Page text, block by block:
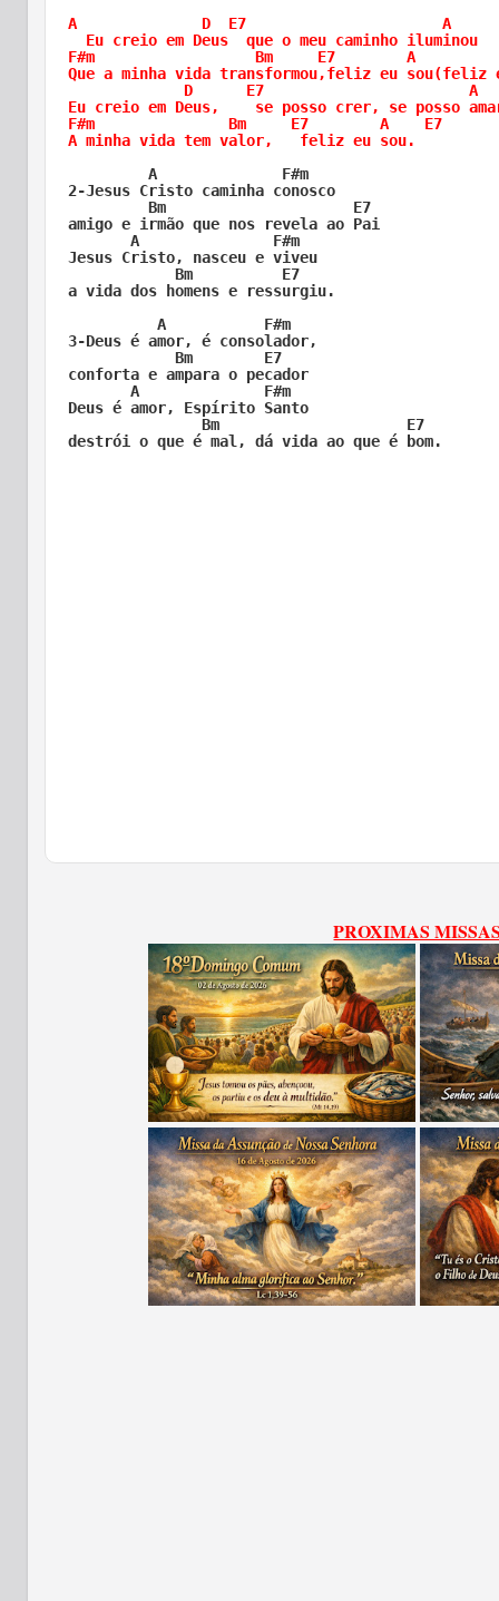
A              D  E7
  Eu creio em Deus  que o meu caminho iluminou
F#m                  Bm     E7        A
Que a minha vida transformou,feliz eu sou(feliz
D      E7
Eu creio em Deus,    se posso crer, se posso
F#m               Bm     E7        A    E7
A minha vida tem valor,   feliz eu sou.
         A              F#m
2-Jesus Cristo caminha conosco
         Bm                     E7
amigo e irmão que nos revela ao Pai
       A               F#m
Jesus Cristo, nasceu e viveu
            Bm          E7
a vida dos homens e ressurgiu.
A
3-Deus é amor, é consolador,
            Bm        E7
conforta e ampara o pecador
A
Deus é amor, Espírito Santo
               Bm                     E7
PROXIMAS